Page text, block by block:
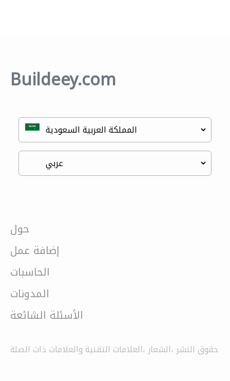
Buildeey.com
حول
إضافة عمل
الحاسبات
المدونات
الأسئلة الشائعة
حقوق النشر ،الشعار ،العلامات التقنية والعلامات ذات الصلة